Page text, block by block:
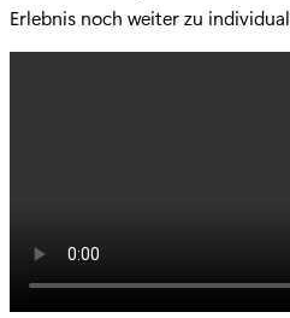
Erlebnis noch weiter zu